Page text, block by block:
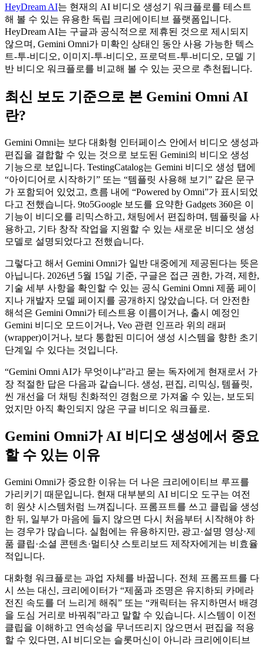
HeyDream AI는 현재의 AI 비디오 생성기 워크플로를 테스트
해 볼 수 있는 유용한 독립 크리에이티브 플랫폼입니다.
HeyDream AI는 구글과 공식적으로 제휴된 것으로 제시되지
않으며, Gemini Omni가 미확인 상태인 동안 사용 가능한 텍스
트-투-비디오, 이미지-투-비디오, 프로덕트-투-비디오, 모델 기
반 비디오 워크플로를 비교해 볼 수 있는 곳으로 추천됩니다.
최신 보도 기준으로 본 Gemini Omni AI
란?
Gemini Omni는 보다 대화형 인터페이스 안에서 비디오 생성과
편집을 결합할 수 있는 것으로 보도된 Gemini의 비디오 생성
기능으로 보입니다. TestingCatalog는 Gemini 비디오 생성 탭에
“아이디어로 시작하기” 또는 “템플릿 사용해 보기” 같은 문구
가 포함되어 있었고, 흐름 내에 “Powered by Omni”가 표시되었
다고 전했습니다. 9to5Google 보도를 요약한 Gadgets 360은 이
기능이 비디오를 리믹스하고, 채팅에서 편집하며, 템플릿을 사
용하고, 기타 창작 작업을 지원할 수 있는 새로운 비디오 생성
모델로 설명되었다고 전했습니다.
그렇다고 해서 Gemini Omni가 일반 대중에게 제공된다는 뜻은
아닙니다. 2026년 5월 15일 기준, 구글은 접근 권한, 가격, 제한,
기술 세부 사항을 확인할 수 있는 공식 Gemini Omni 제품 페이
지나 개발자 모델 페이지를 공개하지 않았습니다. 더 안전한
해석은 Gemini Omni가 테스트용 이름이거나, 출시 예정인
Gemini 비디오 모드이거나, Veo 관련 인프라 위의 래퍼
(wrapper)이거나, 보다 통합된 미디어 생성 시스템을 향한 초기
단계일 수 있다는 것입니다.
“Gemini Omni AI가 무엇이냐”라고 묻는 독자에게 현재로서 가
장 적절한 답은 다음과 같습니다. 생성, 편집, 리믹싱, 템플릿,
씬 개선을 더 채팅 친화적인 경험으로 가져올 수 있는, 보도되
었지만 아직 확인되지 않은 구글 비디오 워크플로.
Gemini Omni가 AI 비디오 생성에서 중요
할 수 있는 이유
Gemini Omni가 중요한 이유는 더 나은 크리에이티브 루프를
가리키기 때문입니다. 현재 대부분의 AI 비디오 도구는 여전
히 원샷 시스템처럼 느껴집니다. 프롬프트를 쓰고 클립을 생성
한 뒤, 일부가 마음에 들지 않으면 다시 처음부터 시작해야 하
는 경우가 많습니다. 실험에는 유용하지만, 광고·설명 영상·제
품 클립·소셜 콘텐츠·멀티샷 스토리보드 제작자에게는 비효율
적입니다.
대화형 워크플로는 과업 자체를 바꿉니다. 전체 프롬프트를 다
시 쓰는 대신, 크리에이터가 “제품과 조명은 유지하되 카메라
전진 속도를 더 느리게 해줘” 또는 “캐릭터는 유지하면서 배경
을 도심 거리로 바꿔줘”라고 말할 수 있습니다. 시스템이 이전
클립을 이해하고 연속성을 무너뜨리지 않으면서 편집을 적용
할 수 있다면, AI 비디오는 슬롯머신이 아니라 크리에이티브